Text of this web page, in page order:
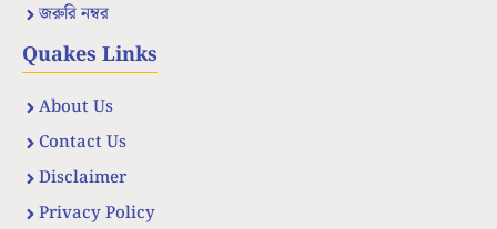
জরুরি নম্বর
Quakes Links
About Us
Contact Us
Disclaimer
Privacy Policy